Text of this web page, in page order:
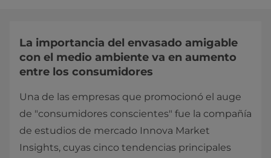
La importancia del envasado amigable
con el medio ambiente va en aumento
entre los consumidores
Una de las empresas que promocionó el auge
de "consumidores conscientes" fue la compañía
de estudios de mercado Innova Market
Insights, cuyas cinco tendencias principales